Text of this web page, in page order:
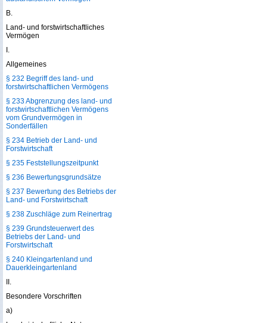
B.
Land- und forstwirtschaftliches
Vermögen
I.
Allgemeines
§ 232 Begriff des land- und
forstwirtschaftlichen Vermögens
§ 233 Abgrenzung des land- und
forstwirtschaftlichen Vermögens
vom Grundvermögen in
Sonderfällen
§ 234 Betrieb der Land- und
Forstwirtschaft
§ 235 Feststellungszeitpunkt
§ 236 Bewertungsgrundsätze
§ 237 Bewertung des Betriebs der
Land- und Forstwirtschaft
§ 238 Zuschläge zum Reinertrag
§ 239 Grundsteuerwert des
Betriebs der Land- und
Forstwirtschaft
§ 240 Kleingartenland und
Dauerkleingartenland
II.
Besondere Vorschriften
a)